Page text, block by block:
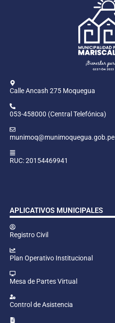
Calle Ancash 275 Moquegua
053-458000 (Central Telefónica)
munimoq@munimoquegua.gob.pe
RUC: 20154469941
APLICATIVOS MUNICIPALES
Registro Civil
Plan Operativo Institucional
Mesa de Partes Virtual
Control de Asistencia